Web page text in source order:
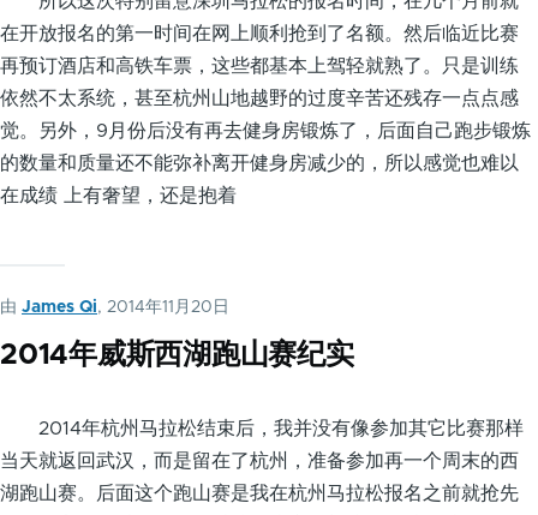
在开放报名的第一时间在网上顺利抢到了名额。然后临近比赛
再预订酒店和高铁车票，这些都基本上驾轻就熟了。只是训练
依然不太系统，甚至杭州山地越野的过度辛苦还残存一点点感
觉。另外，9月份后没有再去健身房锻炼了，后面自己跑步锻炼
的数量和质量还不能弥补离开健身房减少的，所以感觉也难以
在成绩 上有奢望，还是抱着
由 James Qi, 2014年11月20日
2014年威斯西湖跑山赛纪实
2014年杭州马拉松结束后，我并没有像参加其它比赛那样
当天就返回武汉，而是留在了杭州，准备参加再一个周末的西
湖跑山赛。后面这个跑山赛是我在杭州马拉松报名之前就抢先